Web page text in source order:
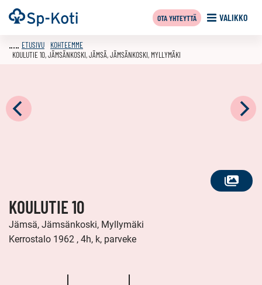
Siirry
sisältöön
Etusivu VALIKKO
OTA YHTEYTTÄ
KATSO
ETUSIVU
KOHTEEMME
KOULUTIE 10, JÄMSÄNKOSKI, JÄMSÄ, JÄMSÄNKOSKI, MYLLYMÄKI
KOULUTIE 10
Jämsä, Jämsänkoski, Myllymäki
Kerrostalo 1962 , 4h, k, parveke